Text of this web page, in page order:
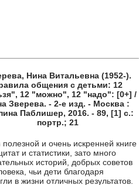
Нина Витальевна (1952-).
общения с детьми: 12
12 "можно", 12 "надо": [0+] /
Зверева. - 2-е изд. - Москва :
Паблишер, 2016. - 89, [1] с.:
портр.; 21
полезной и очень искренней книге
и статистики, зато много
историй, добрых советов
чьи дети благодаря
в жизни отличных результатов.